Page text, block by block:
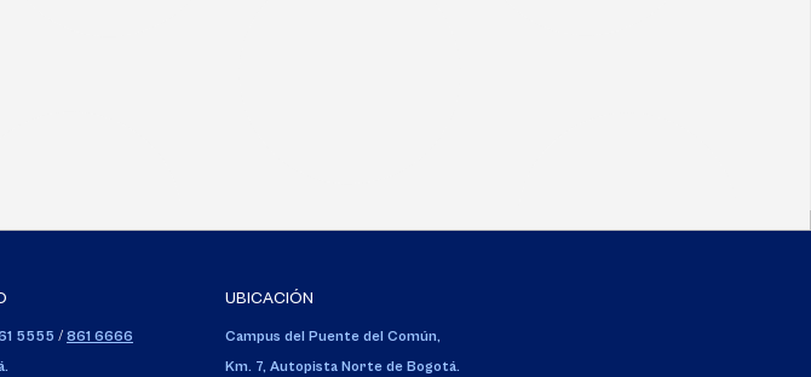
5555 / 861 6666
UBICACIÓN
Campus del Puente del Común,
Km. 7, Autopista Norte de Bogotá.